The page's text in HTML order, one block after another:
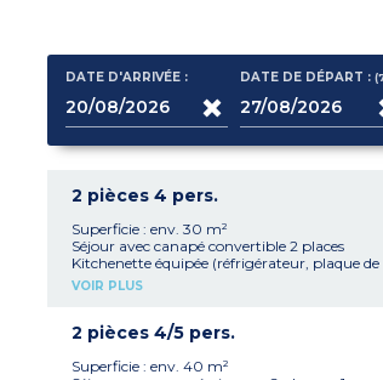
DATE D'ARRIVÉE : DATE DE DÉPART :
2 pièces 4 pers.
Superficie : env. 30 m²
Séjour avec canapé convertible 2 places
Kitchenette équipée (réfrigérateur, plaque de
cuisson, micro-ondes, lave-vaisselle, cafetière à
Salle de douche avec WC et sèche-cheveux
Climatisation
En rez-de-chaussée (côté Est/Thalasso)
VOIR PLUS
2 pièces 4/5 pers.
Superficie : env. 40 m²